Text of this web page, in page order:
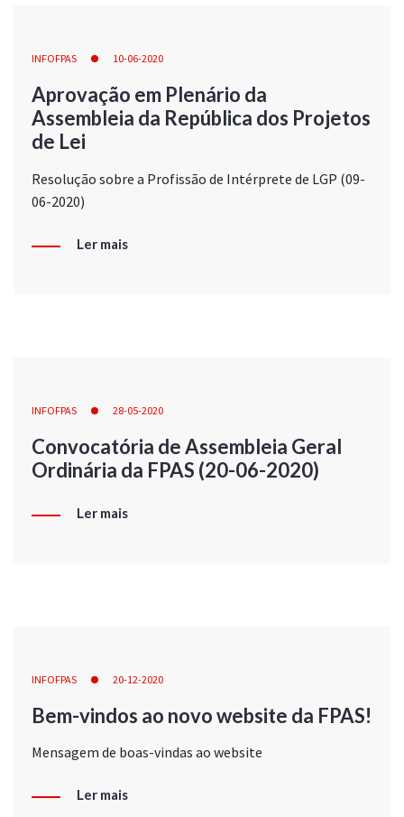
INFOFPAS 10-06-2020
Aprovação em Plenário da
Assembleia da República dos Projetos
de Lei
Resolução sobre a Profissão de Intérprete de LGP (09-
06-2020)
Ler mais
INFOFPAS 28-05-2020
Convocatória de Assembleia Geral
Ordinária da FPAS (20-06-2020)
Ler mais
INFOFPAS 20-12-2020
Bem-vindos ao novo website da FPAS!
Mensagem de boas-vindas ao website
Ler mais